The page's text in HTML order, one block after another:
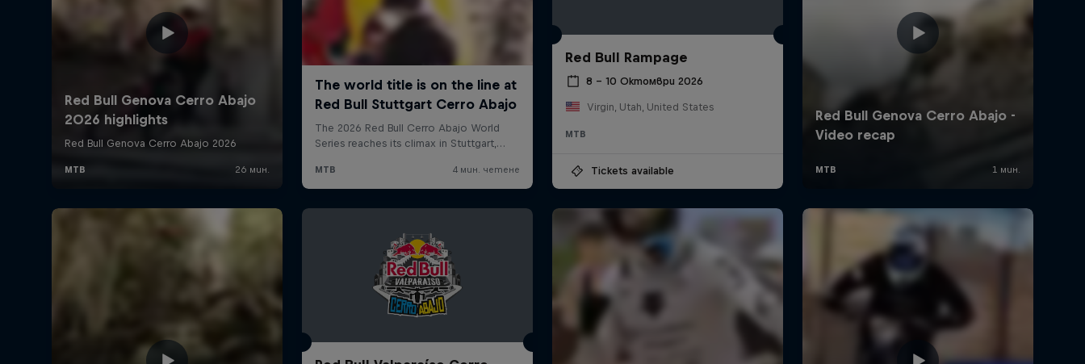
Red Bull Rampage
8 – 10 Октомври 2026
Virgin, Utah, United States
MTB
Tickets available